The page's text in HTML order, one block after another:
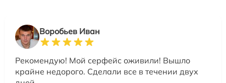
Воробьев Иван
Рекомендую! Мой серфейс оживили! Вышло
крайне недорого. Сделали все в течении двух